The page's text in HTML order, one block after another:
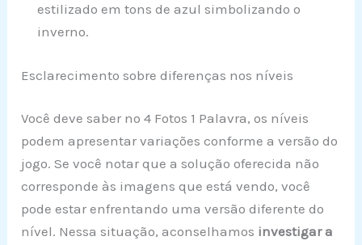
estilizado em tons de azul simbolizando o
inverno.
Esclarecimento sobre diferenças nos níveis
Você deve saber no 4 Fotos 1 Palavra, os níveis
podem apresentar variações conforme a versão do
jogo. Se você notar que a solução oferecida não
corresponde às imagens que está vendo, você
pode estar enfrentando uma versão diferente do
nível. Nessa situação, aconselhamos investigar a